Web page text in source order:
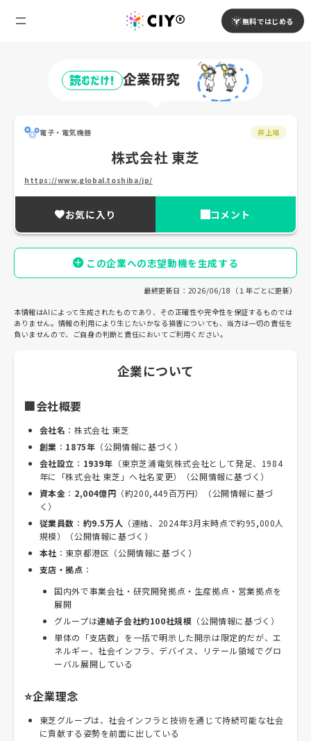
無料ではじめる
読むだけ! 企業研究
電子・電気機器 非上場
株式会社 東芝
https://www.global.toshiba/jp/
お気に入り コメント
この企業への志望動機を生成する
最終更新日：2026/06/18（１年ごとに更新）
本情報はAIによって生成されたものであり、その正確性や完全性を保証するものでは
ありません。情報の利用により生じたいかなる損害についても、当方は一切の責任を
負いませんので、ご自身の判断と責任においてご利用ください。
企業について
🏢会社概要
会社名 ：株式会社 東芝
創業 ： 1875年 （公開情報に基づく）
会社設立 ： 1939年 （東京芝浦電気株式会社として発足、1984
年に「株式会社 東芝」へ社名変更）（公開情報に基づく）
資本金 ： 2,004億円 （約200,449百万円）（公開情報に基づ
く）
従業員数 ： 約9.5万人 （連結、2024年3月末時点で約95,000人
規模）（公開情報に基づく）
本社 ：東京都港区（公開情報に基づく）
支店・拠点 ：
国内外で事業会社・研究開発拠点・生産拠点・営業拠点を
展開
グループは連結子会社約100社規模 （公開情報に基づく）
単体の「支店数」を一括で明示した開示は限定的だが、エ
ネルギー、社会インフラ、デバイス、リテール領域でグロ
ーバル展開している
⭐企業理念
東芝グループは、社会インフラと技術を通じて持続可能な社会
に貢献する姿勢を前面に出している